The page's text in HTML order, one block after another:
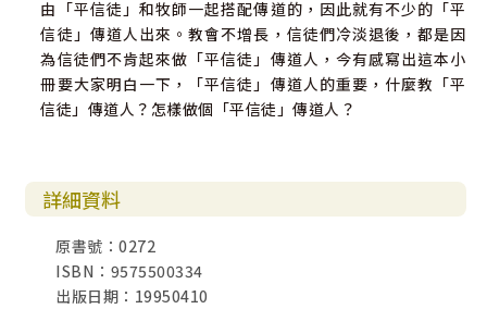
由「平信徒」和牧師一起搭配傳道的，因此就有不少的「平
信徒」傳道人出來。教會不增長，信徒們冷淡退後，都是因
為信徒們不肯起來做「平信徒」傳道人，今有感寫出這本小
冊要大家明白一下，「平信徒」傳道人的重要，什麼教「平
信徒」傳道人？怎樣做個「平信徒」傳道人？
詳細資料
原書號：0272
ISBN：9575500334
出版日期：19950410